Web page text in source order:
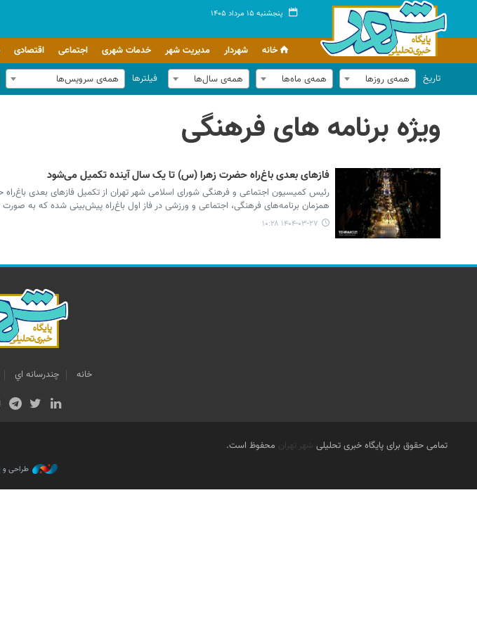
پنجشنبه ۱۵ مرداد ۱۴۰۵
خانه شهردار مدیریت شهر خدمات شهری اجتماعی اقتصادی
تاریخ
همه‌ی روزها همه‌ی ماه‌ها همه‌ی سال‌ها فیلترها همه‌ی سرویس‌ها
ویژه برنامه های فرهنگی
فازهای بعدی باغ‌راه حضرت زهرا (س) تا یک سال آینده تکمیل می‌شود
رئیس کمیسیون اجتماعی و فرهنگی شورای اسلامی شهر تهران از تکمیل فازهای بعدی
همزمان برنامه‌های فرهنگی، اجتماعی و ورزشی در فاز اول باغ‌راه پیش‌بینی شده که به
۱۴۰۴-۰۳-۲۷ ۱۰:۲۸
خانه چندرسانه اي
تمامی حقوق برای پایگاه خبری تحلیلی شهر تهران محفوظ است.
طراحی و